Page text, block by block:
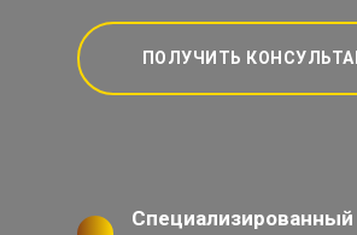
ПОЛУЧИТЬ
Специализированный